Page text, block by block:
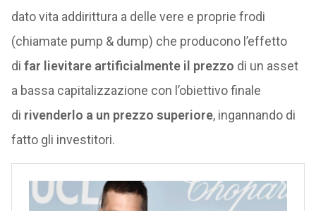
dato vita addirittura a delle vere e proprie frodi
(chiamate pump & dump) che producono l’effetto
di far lievitare artificialmente il prezzo di un asset
a bassa capitalizzazione con l’obiettivo finale
di rivenderlo a un prezzo superiore, ingannando di
fatto gli investitori.